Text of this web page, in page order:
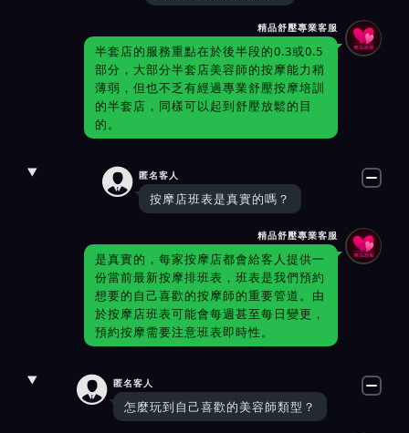
精品舒壓專業客服
半套店的服務重點在於後半段的0.3或0.5
部分，大部分半套店美容師的按摩能力稍
薄弱，但也不乏有經過專業舒壓按摩培訓
的半套店，同樣可以起到舒壓放鬆的目
的。
 匿名客人
按摩店班表是真實的嗎？
精品舒壓專業客服
是真實的，每家按摩店都會給客人提供一
份當前最新按摩排班表，班表是我們預約
想要的自己喜歡的按摩師的重要管道。由
於按摩店班表可能會每週甚至每日變更，
預約按摩需要注意班表即時性。
 匿名客人
怎麼玩到自己喜歡的美容師類型？